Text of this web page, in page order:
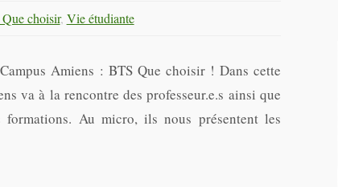
choisir, Vie étudiante
Amiens : BTS Que choisir ! Dans cette
va à la rencontre des professeur.e.s ainsi que
formations. Au micro, ils nous présentent les